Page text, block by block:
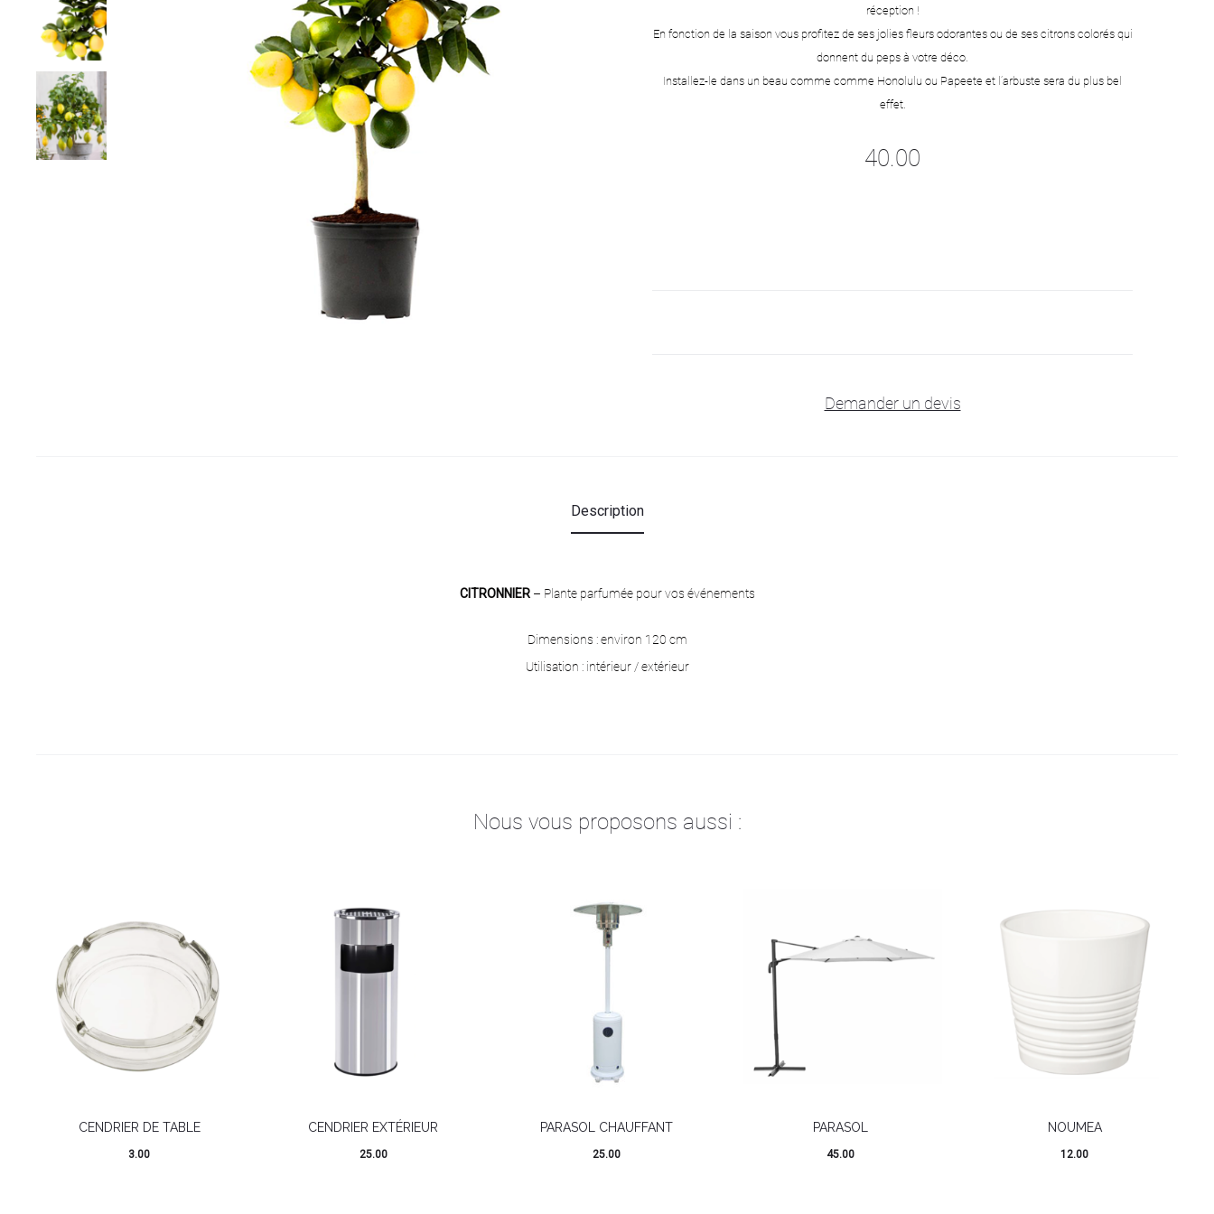
réception !
En fonction de la saison vous profitez de ses jolies fleurs odorantes ou de ses citrons colorés qui
donnent du peps à votre déco.
Installez-le dans un beau comme comme Honolulu ou Papeete et l’arbuste sera du plus bel
effet.
40.00
Demander un devis
Description
CITRONNIER– Plante parfumée pour vos événements
Dimensions : environ 120 cm
Utilisation : intérieur / extérieur
Nous vous proposons aussi :
CENDRIER DE TABLE
3.00
CENDRIER EXTÉRIEUR
25.00
PARASOL CHAUFFANT
25.00
PARASOL
45.00
NOUMEA
12.00